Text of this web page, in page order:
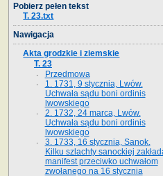
Pobierz pełen tekst
T. 23.txt
Nawigacja
Akta grodzkie i ziemskie
T. 23
Przedmowa
1. 1731, 9 stycznia, Lwów.
Uchwała sądu boni ordinis
lwowskiego
2. 1732, 24 marca, Lwów.
Uchwała sądu boni ordinis
lwowskiego
3. 1733, 16 stycznia, Sanok.
Kilku szlachty sanockiej
manifest przeciwko uchwałom
zwołanego na 16 stycz­nia